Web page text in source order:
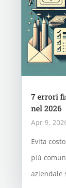
7 errori
nel 2026
Apr 9,
Evita
più
aziendale